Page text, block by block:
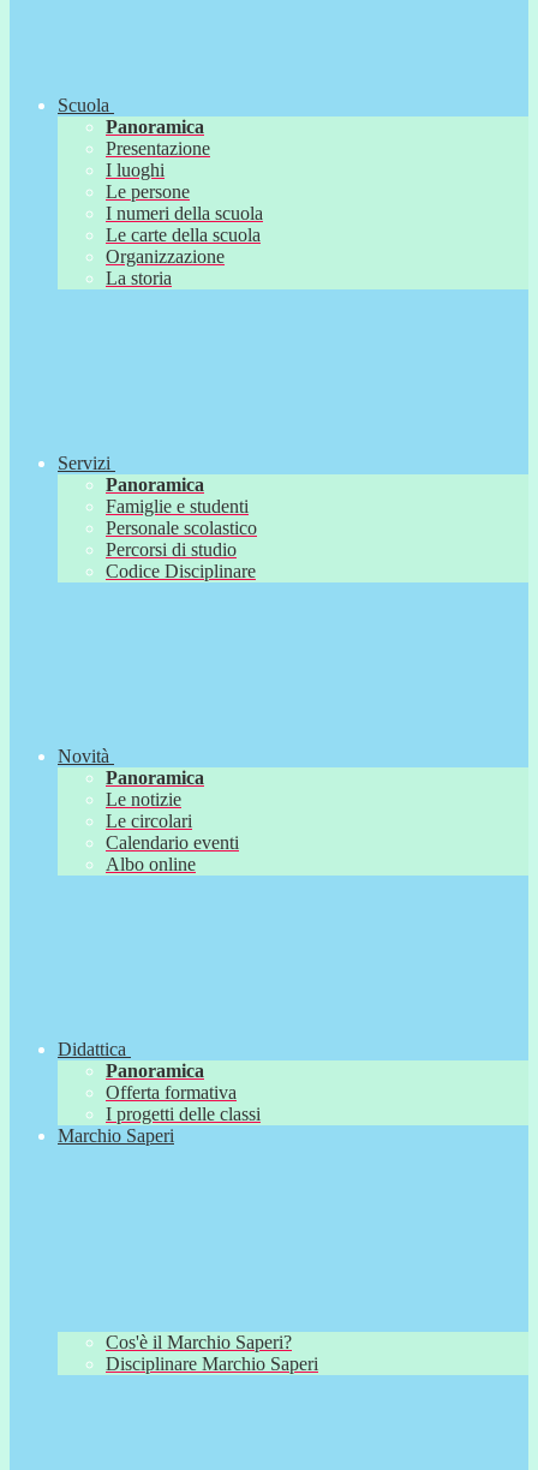
Scuola
Panoramica
Presentazione
I luoghi
Le persone
I numeri della scuola
Le carte della scuola
Organizzazione
La storia
Servizi
Panoramica
Famiglie e studenti
Personale scolastico
Percorsi di studio
Codice Disciplinare
Novità
Panoramica
Le notizie
Le circolari
Calendario eventi
Albo online
Didattica
Panoramica
Offerta formativa
I progetti delle classi
Marchio Saperi
Cos'è il Marchio Saperi?
Disciplinare Marchio Saperi